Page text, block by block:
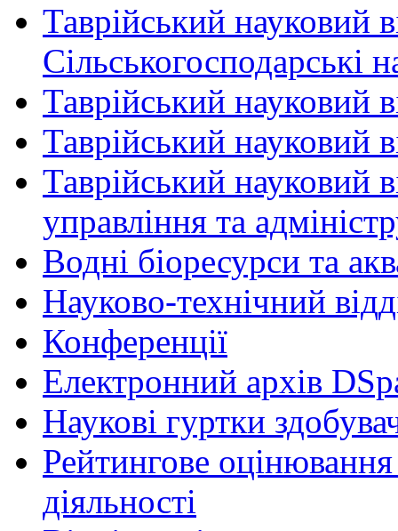
Таврійський науковий
Сільськогосподарські
Таврійський науковий
Таврійський науковий
Таврійський науковий
управління та
Водні біоресурси та
Науково-технічний
Конференції
Електронний архів
Наукові гуртки
Рейтингове оцінювання
діяльності